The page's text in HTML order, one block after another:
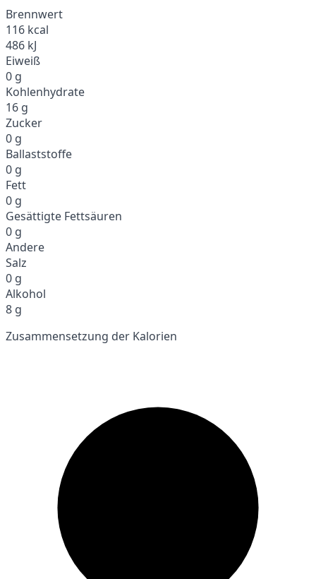
Brennwert
116 kcal
486 kJ
Eiweiß
0 g
Kohlenhydrate
16 g
Zucker
0 g
Ballaststoffe
0 g
Fett
0 g
Gesättigte Fettsäuren
0 g
Andere
Salz
0 g
Alkohol
8 g
Zusammensetzung der Kalorien